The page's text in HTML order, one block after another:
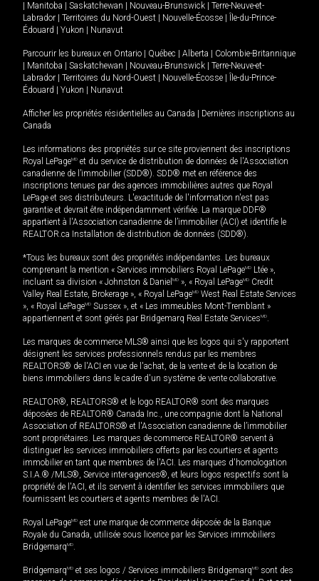
Manitoba Saskatchewan Nouveau-Brunswick
Terre-Neuve-et-
Labrador
Territoires du Nord-Ouest Nouvelle-Écosse
Île-du-Prince-
Édouard
Yukon Nunavut
Parcourir les bureaux en Ontario Québec Alberta
Colombie-Britannique
Manitoba Saskatchewan Nouveau-Brunswick
Terre-Neuve-et-
Labrador
Territoires du Nord-Ouest Nouvelle-Écosse
Île-du-Prince-
Édouard
Yukon Nunavut
Afficher les propriétés résidentielles au Canada
Dernières inscriptions au
Canada
Les informations des propriétés sur ce site proviennent des inscriptions
Royal LePageMD et du service de distribution de données de l'Association
canadienne de l’immobilier (SDD®). SDD® met en référence des
inscriptions tenues par des agences immobilières autres que Royal
LePage et ses distributeurs. L'exactitude de l'information n'est pas
garantie et devrait être indépendamment vérifiée. La marque DDF®
appartient à l'Association canadienne de l’immobilier (ACI) et identifie le
REALTOR.ca Installation de distribution de données (SDD®).
*Tous les bureaux sont des propriétés indépendantes. Les bureaux
comprenant la mention « Services immobiliers Royal LePageMD Ltée »,
incluant sa division « Johnston & Daniel MD », « Royal LePageMD Credit
Valley Real Estate, Brokerage », « Royal LePageMD West Real Estate Services
», « Royal LePageMD Sussex », et « Les immeubles Mont-Tremblant »
appartiennent et sont gérés par Bridgemarq Real Estate ServicesMD.
Les marques de commerce MLS® ainsi que les logos qui s'y rapportent
désignent les services professionnels rendus par les membres
REALTORS® de l'ACI en vue de l'achat, de la vente et de la location de
biens immobiliers dans le cadre d'un système de vente collaborative.
REALTOR®, REALTORS® et le logo REALTOR® sont des marques
déposées de REALTOR® Canada Inc., une compagnie dont la National
Association of REALTORS® et l'Association canadienne de l’immobilier
sont propriétaires. Les marques de commerce REALTOR® servent à
distinguer les services immobiliers offerts par les courtiers et agents
immobilier en tant que membres de l'ACI. Les marques d'homologation
S.I.A.® /MLS®, Service inter-agences®, et leurs logos respectifs sont la
propriété de l'ACI, et ils servent à identifier les services immobiliers que
fournissent les courtiers et agents membres de l'ACI.
Royal LePageMD est une marque de commerce déposée de la Banque
Royale du Canada, utilisée sous licence par les Services immobiliers
BridgemarqMD.
BridgemarqMD et ses logos / Services immobiliers BridgemarqMD sont des